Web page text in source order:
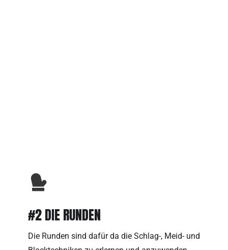
#2 DIE RUNDEN
Die Runden sind dafür da die Schlag-, Meid- und